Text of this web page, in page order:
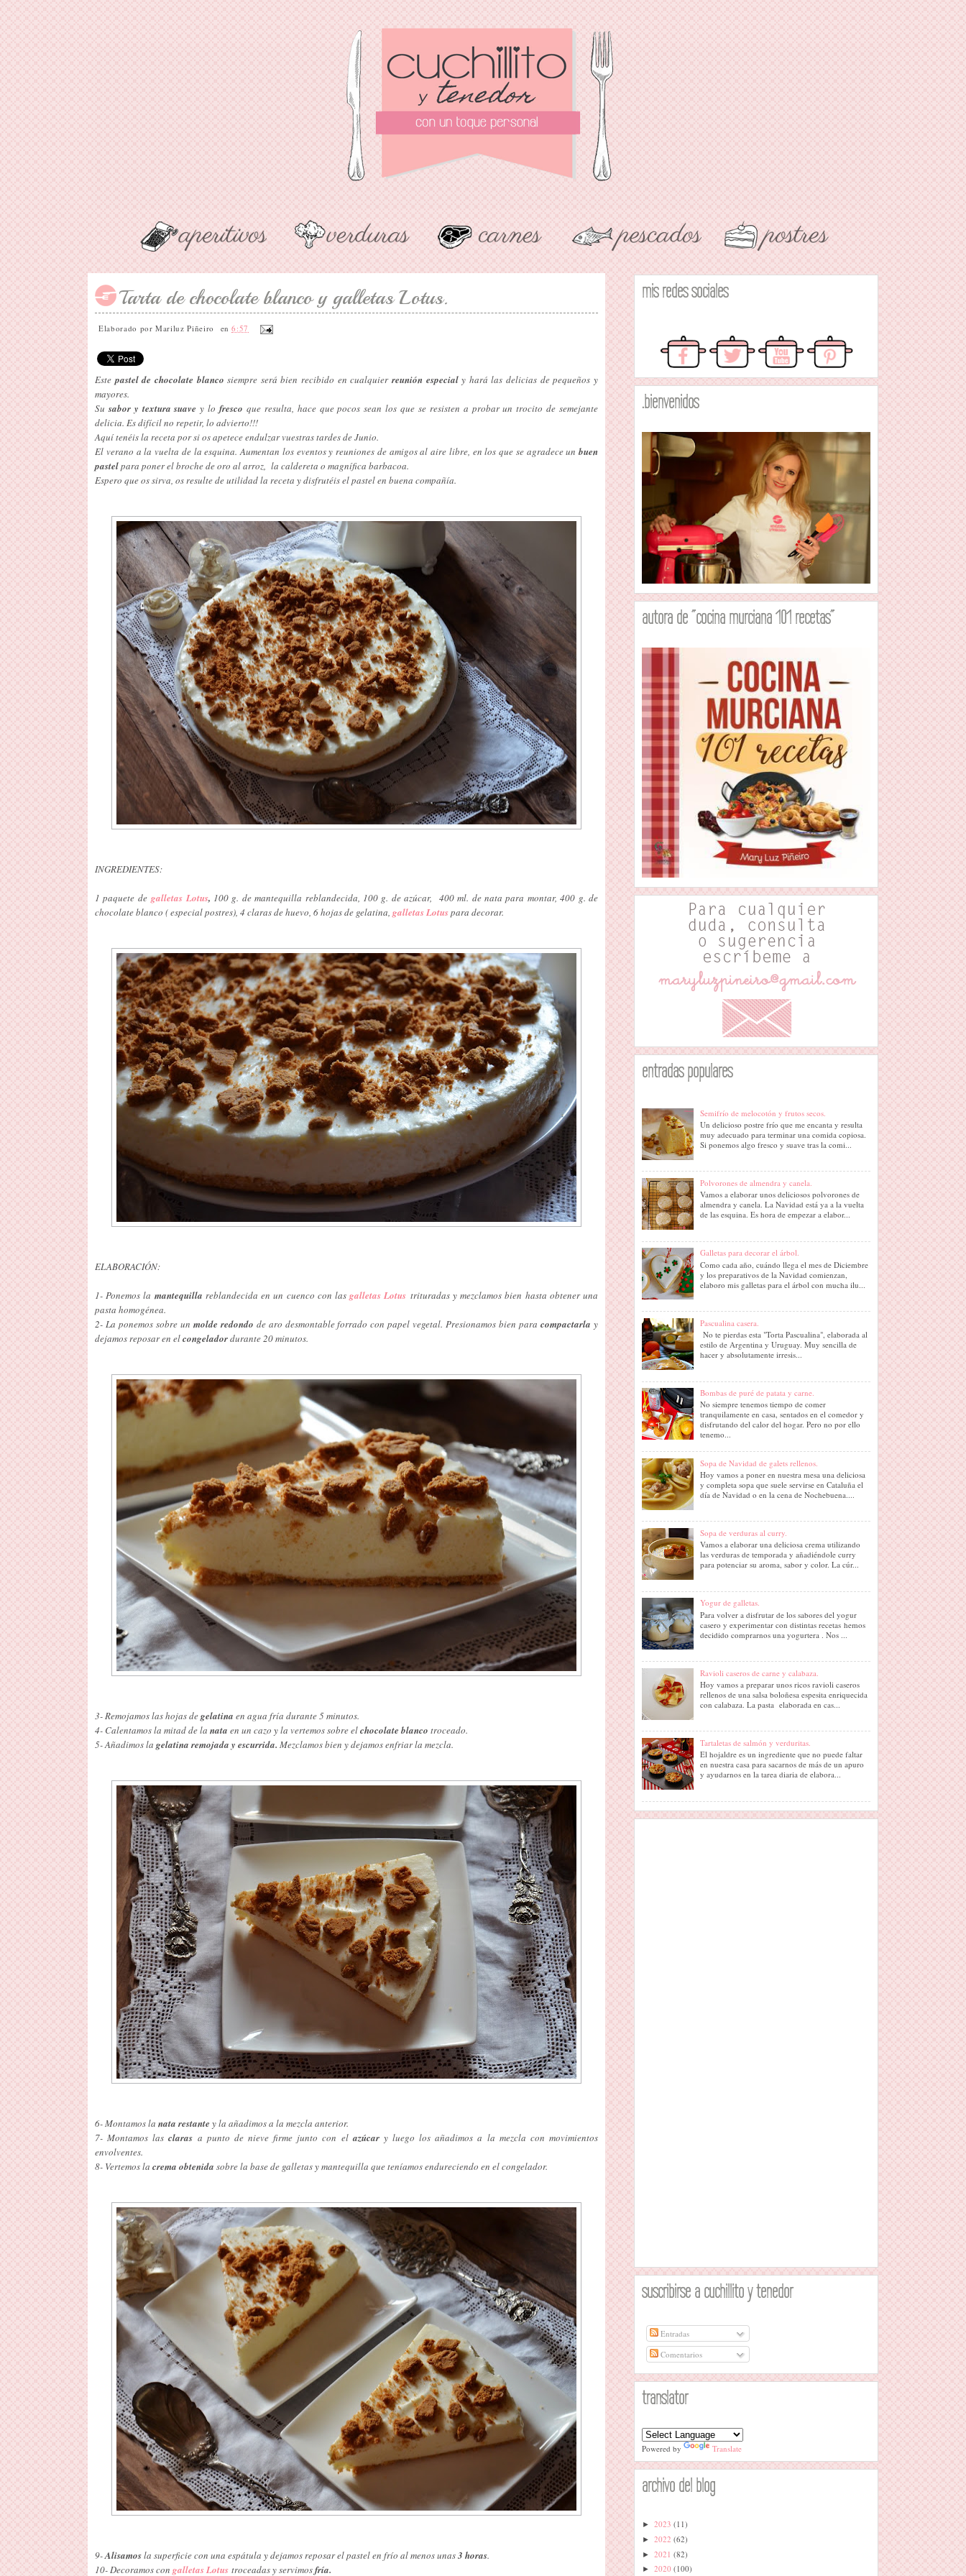
Tarta de chocolate blanco y galletas Lotus.
Elaborado porMariluz Piñeiro en6:57
Este pastel de chocolate blanco siempre será bien recibido en cualquier reunión especialy hará las delicias de pequeños y
mayores.
Susabor y textura suavey lofresco que resulta, hace que pocos sean los que se resisten a probar un trocito de semejante
delicia. Es difícil no repetir, lo advierto!!!
Aquí tenéis la receta por si os apetece endulzar vuestras tardes de Junio.
El verano a la vuelta de la esquina. Aumentan los eventos y reuniones de amigos al aire libre, en los que se agradece un buen
pastelpara poner el broche de oro al arroz, la caldereta o magnífica barbacoa.
Espero que os sirva, os resulte de utilidad la receta y disfrutéis el pastel en buena compañía.
INGREDIENTES:
1 paquete degalletas Lotus, 100 g. de mantequilla reblandecida, 100 g. de azúcar, 400 ml. de nata para montar, 400 g. de
chocolate blanco ( especial postres), 4 claras de huevo, 6 hojas de gelatina, galletas Lotuspara decorar.
ELABORACIÓN:
1- Ponemos la mantequilla reblandecida en un cuenco con las galletas Lotus trituradas y mezclamos bien hasta obtener una
pasta homogénea.
2- La ponemos sobre un molde redondo de aro desmontable forrado con papel vegetal. Presionamos bien para compactarlay
dejamos reposar en elcongeladordurante 20 minutos.
3- Remojamos las hojas degelatina en agua fría durante 5 minutos.
4- Calentamos la mitad de la nata en un cazo y la vertemos sobre elchocolate blanco troceado.
5- Añadimos la gelatina remojada y escurrida. Mezclamos bien y dejamos enfriar la mezcla.
6- Montamos la nata restante y la añadimos a la mezcla anterior.
7- Montamos las claras a punto de nieve firme junto con elazúcar y luego los añadimos a la mezcla con movimientos
envolventes.
8- Vertemos la crema obtenida sobre la base de galletas y mantequilla que teníamos endureciendo en el congelador.
9-Alisamosla superficie con una espátula y dejamos reposar el pastel en frío al menos unas3 horas.
10- Decoramos con galletas Lotus troceadas y servimosfría.
mis redes sociales
.bienvenidos
autora de "cocina murciana 101 recetas"
entradas populares
Semifrío de melocotón y frutos secos.
Un delicioso postre frío que me encanta y resulta
muy adecuado para terminar una comida copiosa.
Si ponemos algo fresco y suave tras la comi...
Polvorones de almendra y canela.
Vamos a elaborar unos deliciosos polvorones de
almendra y canela. La Navidad está ya a la vuelta
de las esquina. Es hora de empezar a elabor...
Galletas para decorar el árbol.
Como cada año, cuándo llega el mes de Diciembre
y los preparativos de la Navidad comienzan,
elaboro mis galletas para el árbol con mucha ilu...
Pascualina casera.
No te pierdas esta "Torta Pascualina", elaborada al
estilo de Argentina y Uruguay. Muy sencilla de
hacer y absolutamente irresis...
Bombas de puré de patata y carne.
No siempre tenemos tiempo de comer
tranquilamente en casa, sentados en el comedor y
disfrutando del calor del hogar. Pero no por ello
tenemo...
Sopa de Navidad de galets rellenos.
Hoy vamos a poner en nuestra mesa una deliciosa
y completa sopa que suele servirse en Cataluña el
día de Navidad o en la cena de Nochebuena....
Sopa de verduras al curry.
Vamos a elaborar una deliciosa crema utilizando
las verduras de temporada y añadiéndole curry
para potenciar su aroma, sabor y color. La cúr...
Yogur de galletas.
Para volver a disfrutar de los sabores del yogur
casero y experimentar con distintas recetas hemos
decidido comprarnos una yogurtera . Nos ...
Ravioli caseros de carne y calabaza.
Hoy vamos a preparar unos ricos ravioli caseros
rellenos de una salsa boloñesa espesita enriquecida
con calabaza. La pasta elaborada en cas...
Tartaletas de salmón y verduritas.
El hojaldre es un ingrediente que no puede faltar
en nuestra casa para sacarnos de más de un apuro
y ayudarnos en la tarea diaria de elabora...
suscribirse a cuchillito y tenedor
Entradas
Comentarios
translator
Powered by Translate
archivo del blog
► 2023 (11)
► 2022 (62)
► 2021 (82)
► 2020 (100)